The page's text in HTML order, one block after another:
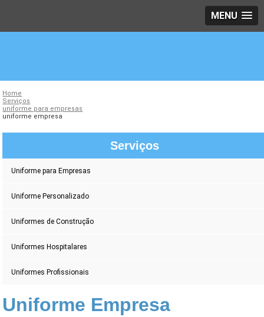
MENU
Home
Serviços
uniforme para empresas
uniforme empresa
Serviços
Uniforme para Empresas
Uniforme Personalizado
Uniformes de Construção
Uniformes Hospitalares
Uniformes Profissionais
Uniforme Empresa